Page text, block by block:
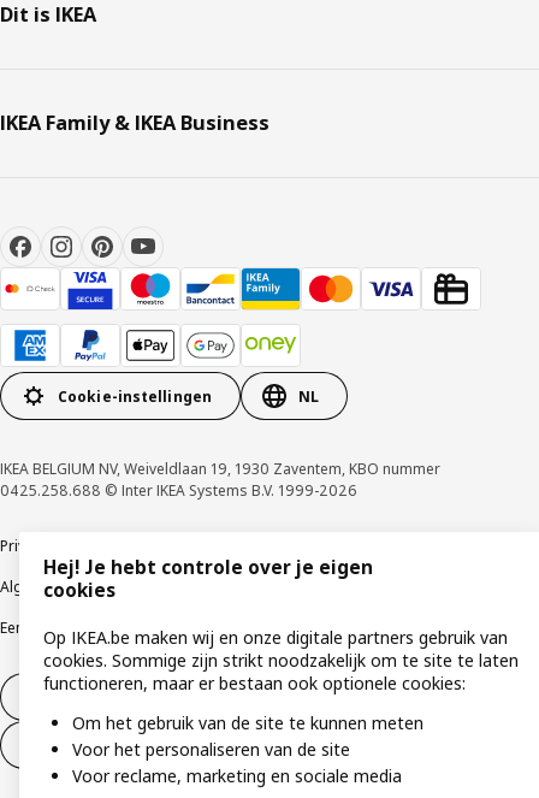
Dit is IKEA
IKEA Family & IKEA Business
Cookie-instellingen NL
IKEA BELGIUM NV, Weiveldlaan 19, 1930 Zaventem, KBO nummer
0425.258.688 © Inter IKEA Systems B.V. 1999-2026
Privacybeleid
Algemene contractvoorwaarden
Een etische bezorgdheid uitenKlachten
Herroeping van contract
Herroeping van contract (services)
Hej! Je hebt controle over je eigen
cookies
Op IKEA.be maken wij en onze digitale partners gebruik van
cookies. Sommige zijn strikt noodzakelijk om te site te laten
functioneren, maar er bestaan ook optionele cookies:
Om het gebruik van de site te kunnen meten
Voor het personaliseren van de site
Voor reclame, marketing en sociale media